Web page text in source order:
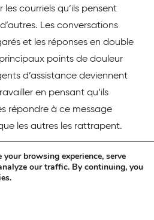
courriels qu’ils pensent
Les conversations
et les réponses en double
points de douleur
d’assistance deviennent
en pensant qu’ils
répondre à ce message
les autres les rattrapent.
: Pas de règles pour savoir
: Tout le monde pense que
browsing experience, serve
our traffic. By continuing, you